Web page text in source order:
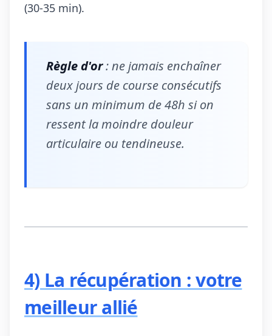
(30-35 min).
Règle d'or: ne jamais enchaîner
deux jours de course consécutifs
sans un minimum de 48h si on
ressent la moindre douleur
articulaire ou tendineuse.
4) La récupération : votre
meilleur allié